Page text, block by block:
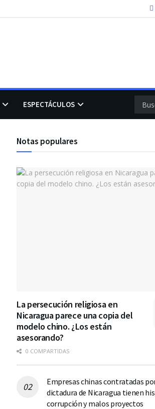
ESPECTÁCULOS
Notas populares
La persecución religiosa en
Nicaragua parece una copia del
modelo chino. ¿Los están
asesorando?
0 COMPARTIDAS
Empresas chinas contratadas
dictadura de Nicaragua tienen
corrupción y malos proyectos